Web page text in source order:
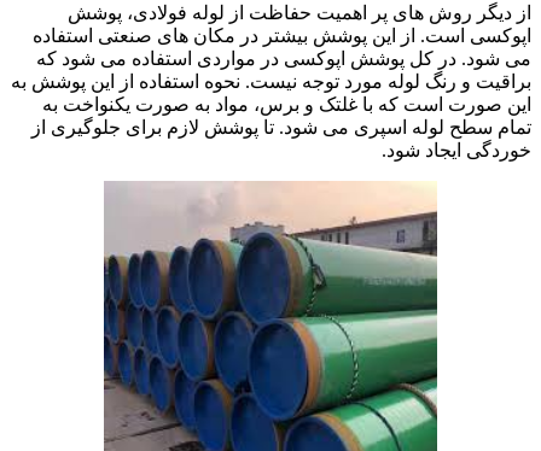
از دیگر روش های پر اهمیت حفاظت از لوله فولادی، پوشش
اپوکسی است. از این پوشش بیشتر در مکان های صنعتی استفاده
می شود. در کل پوشش اپوکسی در مواردی استفاده می شود که
براقیت و رنگ لوله مورد توجه نیست. نحوه استفاده از این پوشش به
این صورت است که با غلتک و برس، مواد به صورت یکنواخت به
تمام سطح لوله اسپری می شود. تا پوشش لازم برای جلوگیری از
خوردگی ایجاد شود.